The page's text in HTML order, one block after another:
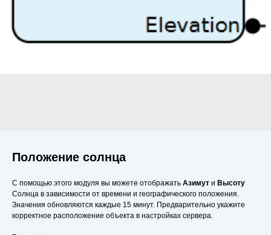
Положение солнца
С помощью этого модуля вы можете отображать Азимут и Высоту
Солнца в зависимости от времени и географического положения.
Значения обновляются каждые 15 минут. Предварительно укажите
корректное расположение объекта в настройках сервера.